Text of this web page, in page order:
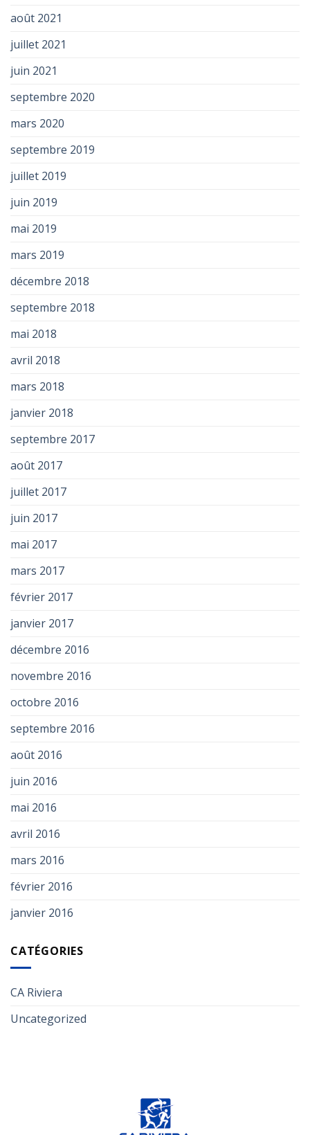
août 2021
juillet 2021
juin 2021
septembre 2020
mars 2020
septembre 2019
juillet 2019
juin 2019
mai 2019
mars 2019
décembre 2018
septembre 2018
mai 2018
avril 2018
mars 2018
janvier 2018
septembre 2017
août 2017
juillet 2017
juin 2017
mai 2017
mars 2017
février 2017
janvier 2017
décembre 2016
novembre 2016
octobre 2016
septembre 2016
août 2016
juin 2016
mai 2016
avril 2016
mars 2016
février 2016
janvier 2016
CATÉGORIES
CA Riviera
Uncategorized